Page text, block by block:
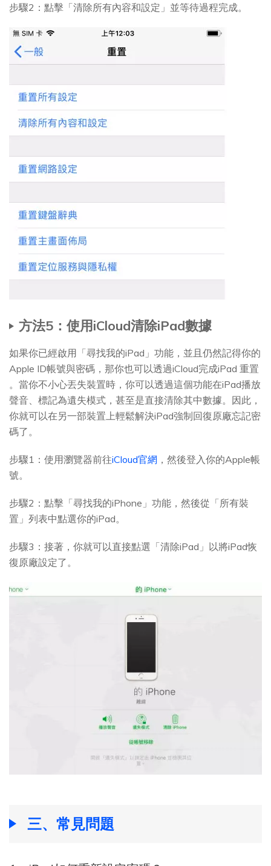
步驟2：點擊「清除所有內容和設定」並等待過程完成。
方法5：使用iCloud清除iPad數據
如果你已經啟用「尋找我的iPad」功能，並且仍然記得你的
Apple ID帳號與密碼，那你也可以透過iCloud完成iPad 重置
。當你不小心丟失裝置時，你可以透過這個功能在iPad播放
聲音、標記為遺失模式，甚至是直接清除其中數據。因此，
你就可以在另一部裝置上輕鬆解決iPad強制回復原廠忘記密
碼了。
步驟1：使用瀏覽器前往iCloud官網 ，然後登入你的Apple帳
號。
步驟2：點擊「尋找我的iPhone」功能，然後從「所有裝
置」列表中點選你的iPad。
步驟3：接著，你就可以直接點選「清除iPad」以將iPad恢
復原廠設定了。
三、常見問題